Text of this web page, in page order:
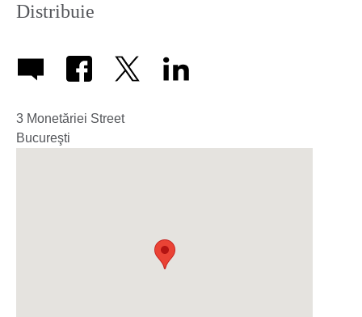
Distribuie
3 Monetăriei Street
Bucureşti